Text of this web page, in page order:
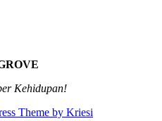
Kehidupan!
Theme by Kriesi